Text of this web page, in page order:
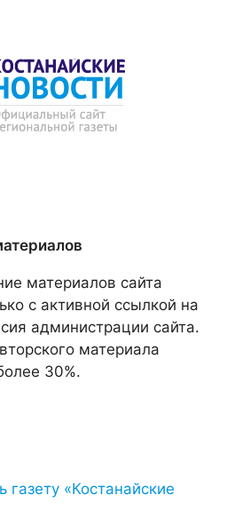
материалов сайта
с активной ссылкой на
администрации сайта.
материала
30%.
«Костанайские